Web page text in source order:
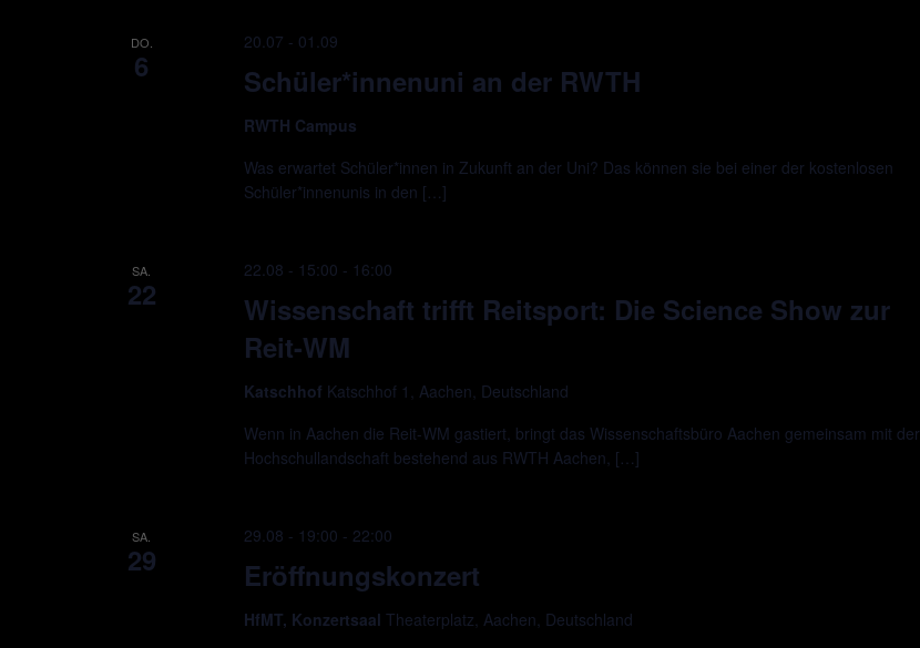
DO.
6 Schüler*innenuni an der RWTH
20.07 - 01.09
RWTH Campus
Was erwartet Schüler*innen in Zukunft an der Uni? Das können sie bei einer der kostenlosen
Schüler*innenunis in den […]
SA.
22
Wissenschaft trifft Reitsport: Die Science Show zur
Reit-WM
22.08 - 15:00 - 16:00
Katschhof Katschhof 1, Aachen, Deutschland
Wenn in Aachen die Reit-WM gastiert, bringt das Wissenschaftsbüro Aachen gemeinsam mit der
Hochschullandschaft bestehend aus RWTH Aachen, […]
SA.
29 Eröffnungskonzert
29.08 - 19:00 - 22:00
HfMT, Konzertsaal Theaterplatz, Aachen, Deutschland